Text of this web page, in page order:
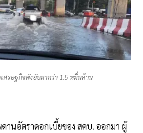
ศรษฐกิจพังยับมากว่า 1.5 หมื่นล้าน
านอัตราดอกเบี้ยของ สคบ. ออกมา ผู้